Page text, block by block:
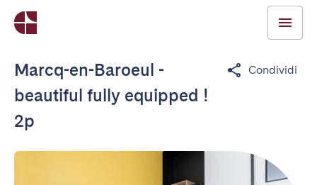
Marcq-en-Baroeul -
beautiful fully equipped !
2p
Condividi